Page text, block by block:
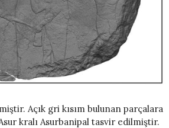
Açık gri kısım bulunan parçalara
kralı Asurbanipal tasvir edilmiştir.